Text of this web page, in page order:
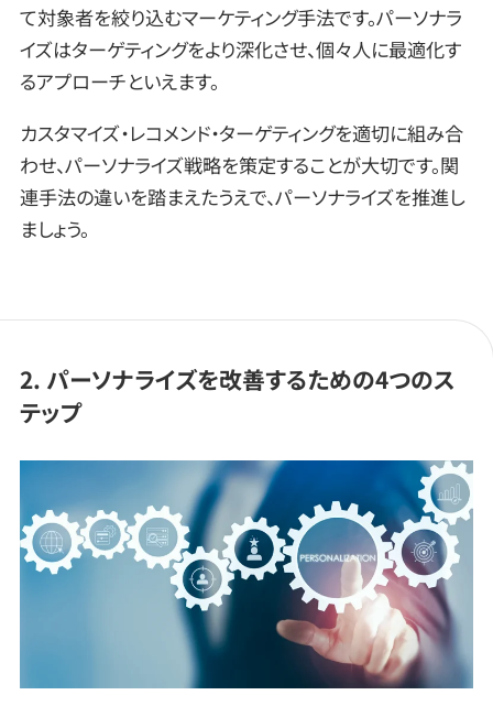
て対象者を絞り込むマーケティング手法です。パーソナラ
イズはターゲティングをより深化させ、個々人に最適化す
るアプローチといえます。
カスタマイズ・レコメンド・ターゲティングを適切に組み合
わせ、パーソナライズ戦略を策定することが大切です。関
連手法の違いを踏まえたうえで、パーソナライズを推進し
ましょう。
2. パーソナライズを改善するための4つのス
テップ